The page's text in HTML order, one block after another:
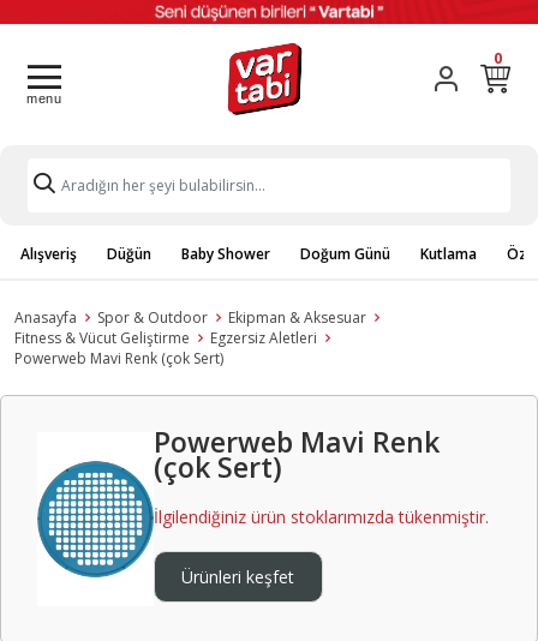
0
Alışveriş Düğün Baby Shower Doğum Günü Kutlama
Anasayfa Spor & Outdoor
Ekipman & Aksesuar
Fitness & Vücut Geliştirme
Egzersiz Aletleri
Powerweb Mavi Renk (çok Sert)
Powerweb Mavi Renk
(çok Sert)
İlgilendiğiniz ürün stoklarımızda tükenmiştir.
Ürünleri keşfet